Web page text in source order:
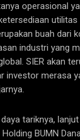
operasional
utilitas
buah dari
industri yang
SIER akan
investor merasa
tariknya, lanjut
BUMN